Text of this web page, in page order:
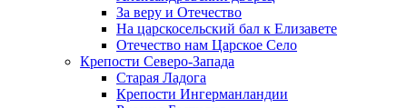
За веру и Отечество
На царскосельский бал к Елизавете
Отечество нам Царское Село
Крепости Северо-Запада
Старая Ладога
Крепости Ингерманландии